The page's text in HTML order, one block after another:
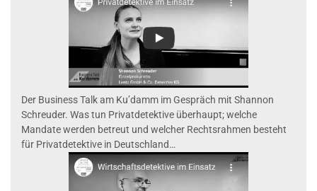
Der Business Talk am Ku’damm im Gespräch mit Shannon
Schreuder. Was tun Privatdetektive überhaupt; welche
Mandate werden betreut und welcher Rechtsrahmen besteht
für Privatdetektive in Deutschland…